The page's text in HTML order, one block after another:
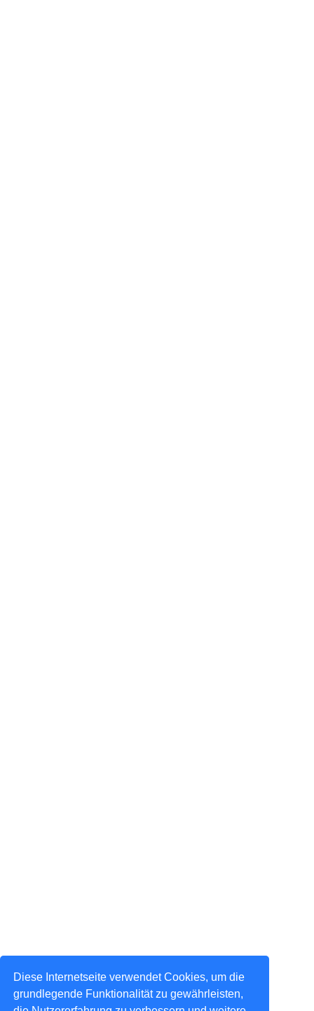
Diese Internetseite verwendet Cookies, um die
grundlegende Funktionalität zu gewährleisten,